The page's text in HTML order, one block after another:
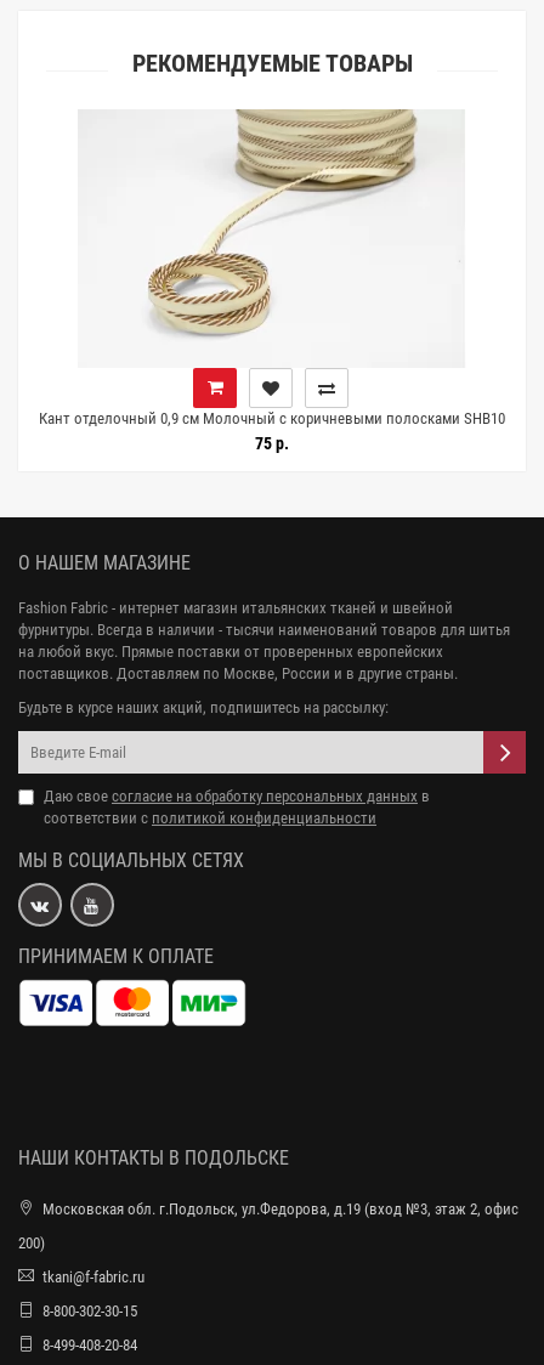
РЕКОМЕНДУЕМЫЕ ТОВАРЫ
Кант отделочный 0,9 см Молочный с коричневыми полосками SHB10
23062528
75 р.
О НАШЕМ МАГАЗИНЕ
Fashion Fabric - интернет магазин итальянских тканей и швейной
фурнитуры. Всегда в наличии - тысячи наименований товаров для шитья
на любой вкус. Прямые поставки от проверенных европейских
поставщиков. Доставляем по Москве, России и в другие страны.
Будьте в курсе наших акций, подпишитесь на рассылку:
Даю свое согласие на обработку персональных данных в
соответствии с политикой конфиденциальности
МЫ В СОЦИАЛЬНЫХ СЕТЯХ
ПРИНИМАЕМ К ОПЛАТЕ
НАШИ КОНТАКТЫ В ПОДОЛЬСКЕ
Московская обл. г.Подольск, ул.Федорова, д.19 (вход №3, этаж 2, офис
200)
tkani@f-fabric.ru
8-800-302-30-15
8-499-408-20-84